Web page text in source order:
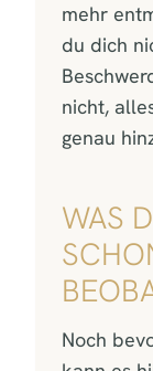
mehr
du dich
nicht,
genau
WAS
Noch